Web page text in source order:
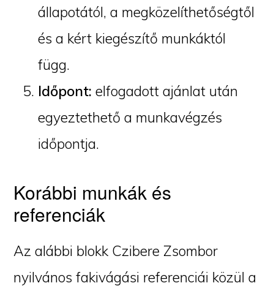
állapotától, a megközelíthetőségtől
és a kért kiegészítő munkáktól
függ.
Időpont: elfogadott ajánlat után
egyeztethető a munkavégzés
időpontja.
Korábbi munkák és
referenciák
Az alábbi blokk Czibere Zsombor
nyilvános fakivágási referenciái közül a